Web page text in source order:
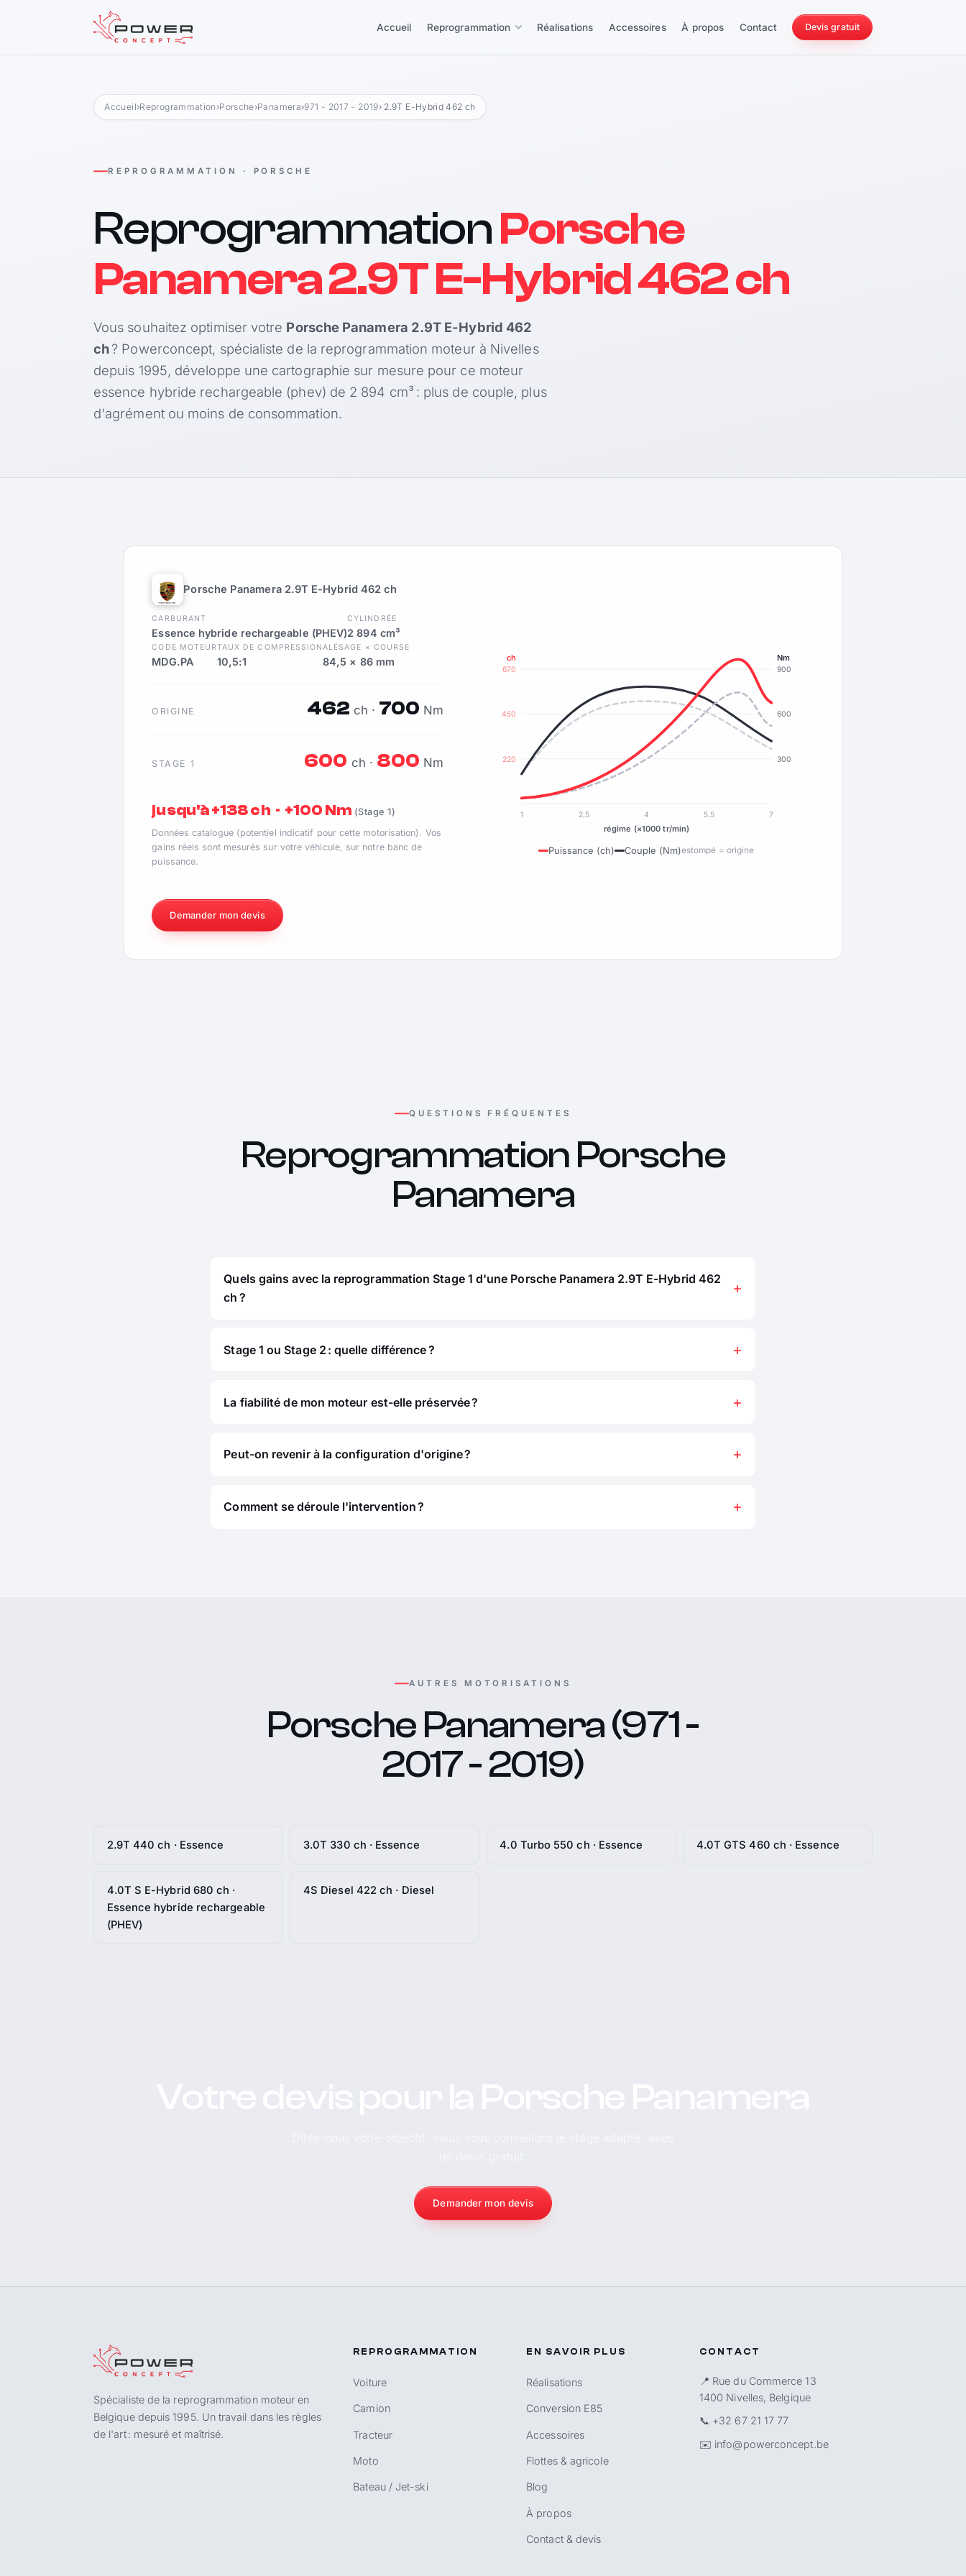
Accueil Reprogrammation Réalisations Accessoires À propos Contact Devis gratuit
Accueil›Reprogrammation ›Porsche›Panamera›971 - 2017 - 2019› 2.9T E-Hybrid 462 ch
REPROGRAMMATION · PORSCHE
ReprogrammationPorsche
Panamera 2.9T E-Hybrid 462 ch
Vous souhaitez optimiser votre Porsche Panamera 2.9T E-Hybrid 462
ch? Powerconcept, spécialiste de la reprogrammation moteur à Nivelles
depuis 1995, développe une cartographie sur mesure pour ce moteur
essence hybride rechargeable (phev) de 2 894 cm³ : plus de couple, plus
d'agrément ou moins de consommation.
Porsche Panamera 2.9T E-Hybrid 462 ch
CARBURANT
Essence hybride rechargeable (PHEV)
CYLINDRÉE
2 894 cm³
CODE MOTEUR
MDG.PA
TAUX DE COMPRESSION
10,5:1
ALÉSAGE × COURSE
84,5 × 86 mm
ORIGINE 462 ch · 700 Nm
STAGE 1 600 ch · 800 Nm
jusqu'à +138 ch · +100 Nm (Stage 1)
Données catalogue (potentiel indicatif pour cette motorisation). Vos
gains réels sont mesurés sur votre véhicule, sur notre banc de
puissance.
220
450
670
300
600
900
ch Nm
1 2,5 4 5,5 7
régime (×1000 tr/min)
Puissance (ch) Couple (Nm)estompé = origine
Demander mon devis
QUESTIONS FRÉQUENTES
Reprogrammation Porsche
Panamera
Quels gains avec la reprogrammation Stage 1 d'une Porsche Panamera 2.9T E-Hybrid 462
ch ?
Stage 1 ou Stage 2 : quelle différence ?
La fiabilité de mon moteur est-elle préservée ?
Peut-on revenir à la configuration d'origine ?
Comment se déroule l'intervention ?
AUTRES MOTORISATIONS
Porsche Panamera (971 -
2017 - 2019)
2.9T 440 ch · Essence 3.0T 330 ch · Essence 4.0 Turbo 550 ch · Essence 4.0T GTS 460 ch · Essence
4.0T S E-Hybrid 680 ch ·
Essence hybride rechargeable
(PHEV)
4S Diesel 422 ch · Diesel
Demander mon devis
Spécialiste de la reprogrammation moteur en
Belgique depuis 1995. Un travail dans les règles
de l'art : mesuré et maîtrisé.
REPROGRAMMATION
Voiture
Camion
Tracteur
Moto
Bateau / Jet-ski
EN SAVOIR PLUS
Réalisations
Conversion E85
Accessoires
Flottes & agricole
Blog
À propos
Contact & devis
CONTACT
📍 Rue du Commerce 13
1400 Nivelles, Belgique
📞 +32 67 21 17 77
✉️ info@powerconcept.be